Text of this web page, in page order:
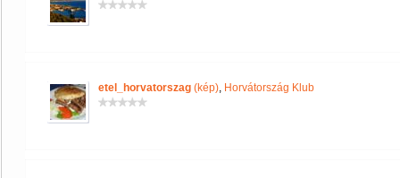
etel_horvatorszag (kép), Horvátország Klub